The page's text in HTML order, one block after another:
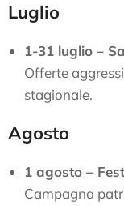
Luglio
1-31 luglio –
Offerte
stagionale.
Agosto
1 agosto –
Campagna